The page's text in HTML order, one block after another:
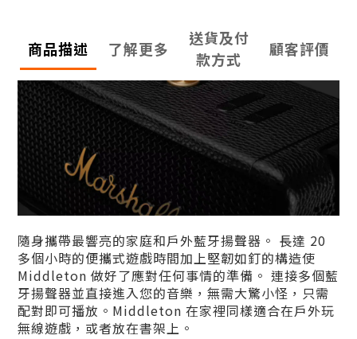
商品描述 了解更多
送貨及付
款方式
顧客評價
隨身攜帶最響亮的家庭和戶外藍牙揚聲器。 長達 20
多個小時的便攜式遊戲時間加上堅韌如釘的構造使
Middleton 做好了應對任何事情的準備。 連接多個藍
牙揚聲器並直接進入您的音樂，無需大驚小怪，只需
配對即可播放。Middleton 在家裡同樣適合在戶外玩
無線遊戲，或者放在書架上。